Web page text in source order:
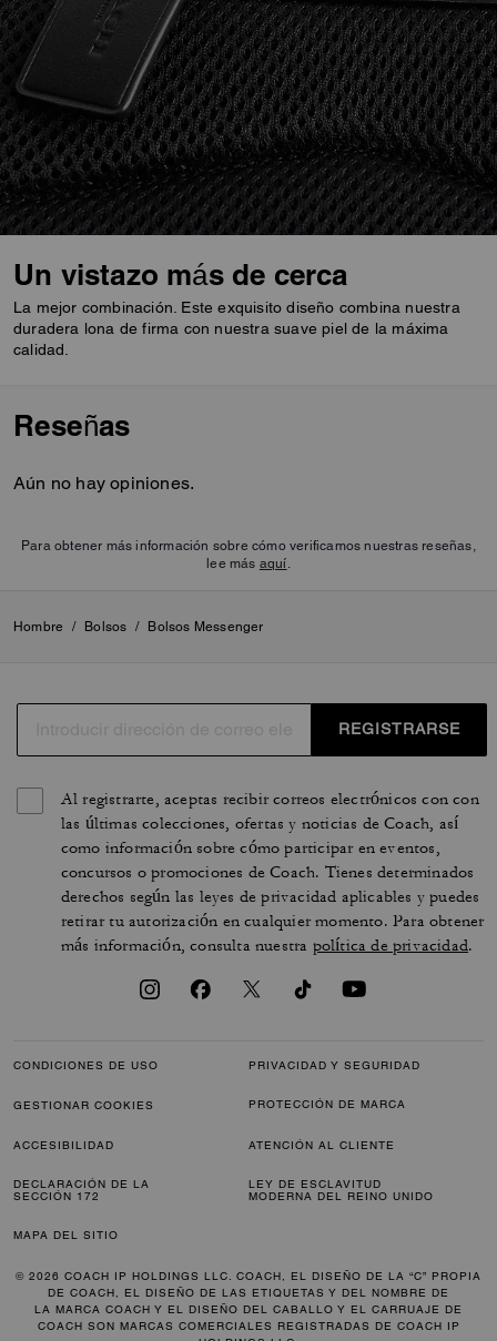
Un vistazo más de cerca
La mejor combinación. Este exquisito diseño combina nuestra
duradera lona de firma con nuestra suave piel de la máxima
calidad.
Reseñas
Aún no hay opiniones.
Para obtener más información sobre cómo verificamos nuestras reseñas,
lee más aquí
Hombre / Bolsos / Bolsos Messenger
REGISTRARSE
Al registrarte, aceptas recibir correos electrónicos con con
las últimas colecciones, ofertas y noticias de Coach, así
como información sobre cómo participar en eventos,
concursos o promociones de Coach. Tienes determinados
derechos según las leyes de privacidad aplicables y puedes
retirar tu autorización en cualquier momento. Para obtener
más información, consulta nuestra política de privacidad.
CONDICIONES DE USO PRIVACIDAD Y SEGURIDAD
GESTIONAR COOKIES PROTECCIÓN DE MARCA
ACCESIBILIDAD ATENCIÓN AL CLIENTE
DECLARACIÓN DE LA
SECCIÓN 172
LEY DE ESCLAVITUD
MODERNA DEL REINO UNIDO
MAPA DEL SITIO
© 2026 COACH IP HOLDINGS LLC. COACH, EL DISEÑO DE LA “C” PROPIA
DE COACH, EL DISEÑO DE LAS ETIQUETAS Y DEL NOMBRE DE
LA MARCA COACH Y EL DISEÑO DEL CABALLO Y EL CARRUAJE DE
COACH SON MARCAS COMERCIALES REGISTRADAS DE COACH IP